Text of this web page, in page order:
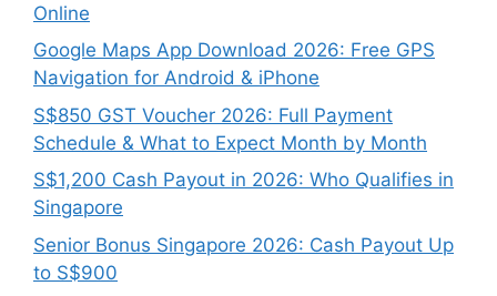
Online
Google Maps App Download 2026: Free GPS
Navigation for Android & iPhone
S$850 GST Voucher 2026: Full Payment
Schedule & What to Expect Month by Month
S$1,200 Cash Payout in 2026: Who Qualifies in
Singapore
Senior Bonus Singapore 2026: Cash Payout Up
to S$900